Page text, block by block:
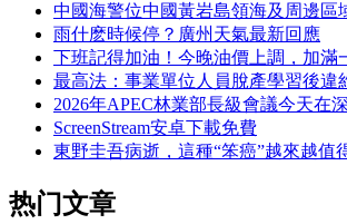
中國海警位中國黃岩島領海及周邊區
雨什麽時候停？廣州天氣最新回應
下班記得加油！今晚油價上調，加滿
最高法：事業單位人員脫產學習後違
2026年APEC林業部長級會議今天在
ScreenStream安卓下載免費
東野圭吾病逝，這種“笨癌”越來越值
热门文章